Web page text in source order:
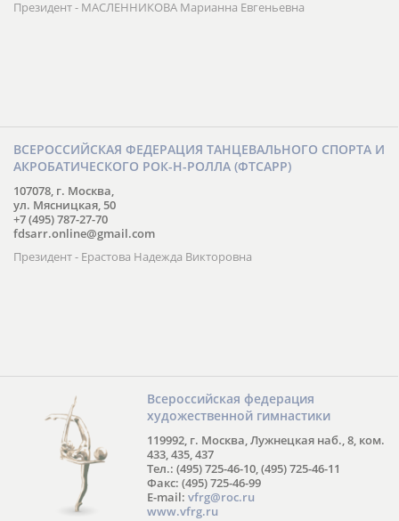
Президент - МАСЛЕННИКОВА Марианна Евгеньевна
ВСЕРОССИЙСКАЯ ФЕДЕРАЦИЯ ТАНЦЕВАЛЬНОГО СПОРТА И
АКРОБАТИЧЕСКОГО РОК-Н-РОЛЛА (ФТСАРР)
107078, г. Москва,
ул. Мясницкая, 50
+7 (495) 787-27-70
fdsarr.online@gmail.com
Президент - Ерастова Надежда Викторовна
Всероссийская федерация
художественной гимнастики
119992, г. Москва, Лужнецкая наб., 8, ком.
433, 435, 437
Тел.: (495) 725-46-10, (495) 725-46-11
Факс: (495) 725-46-99
E-mail: vfrg@roc.ru
www.vfrg.ru